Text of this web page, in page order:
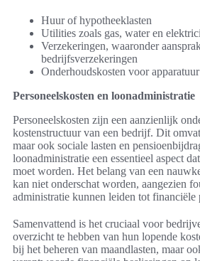
Huur of hypotheeklasten
Utilities zoals gas, water en
Verzekeringen, waaronder
bedrijfsverzekeringen
Onderhoudskosten voor
Personeelskosten en loonadministratie
Personeelskosten zijn een aanzienlijk
kostenstructuur van een bedrijf. Dit
maar ook sociale lasten en
loonadministratie een essentieel aspect
moet worden. Het belang van een
kan niet onderschat worden, aangezien
administratie kunnen leiden tot financiële
Samenvattend is het cruciaal voor
overzicht te hebben van hun lopende
bij het beheren van maandlasten, maar